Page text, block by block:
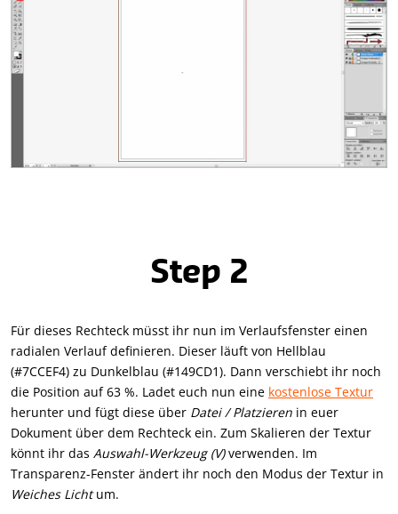
Step 2
Für dieses Rechteck müsst ihr nun im Verlaufsfenster einen
radialen Verlauf definieren. Dieser läuft von Hellblau
(#7CCEF4) zu Dunkelblau (#149CD1). Dann verschiebt ihr noch
die Position auf 63 %. Ladet euch nun eine kostenlose Textur
herunter und fügt diese über Datei / Platzieren in euer
Dokument über dem Rechteck ein. Zum Skalieren der Textur
könnt ihr das Auswahl-Werkzeug (V)verwenden. Im
Transparenz-Fenster ändert ihr noch den Modus der Textur in
Weiches Lichtum.